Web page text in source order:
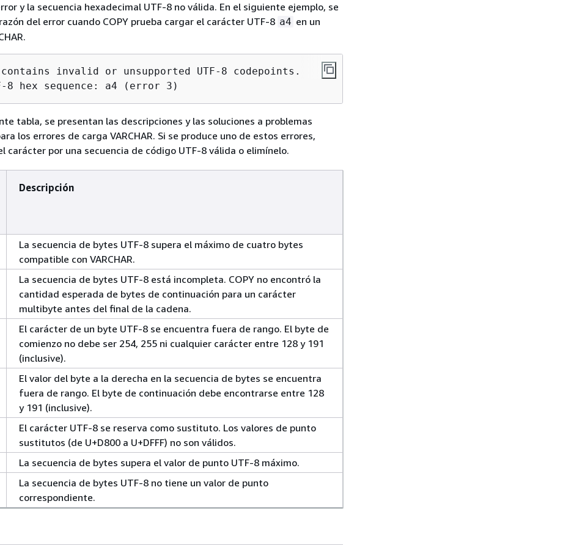
y la secuencia hexadecimal UTF-8 no válida. En el siguiente ejemplo, se
del error cuando COPY prueba cargar el carácter UTF-8 a4 en un
invalid or unsupported UTF-8 codepoints.
8 hex sequence: a4 (error 3)
tabla, se presentan las descripciones y las soluciones a problemas
los errores de carga VARCHAR. Si se produce uno de estos errores,
carácter por una secuencia de código UTF-8 válida o elimínelo.
Descripción
La secuencia de bytes UTF-8 supera el máximo de cuatro bytes
compatible con VARCHAR.
La secuencia de bytes UTF-8 está incompleta. COPY no encontró la
cantidad esperada de bytes de continuación para un carácter
multibyte antes del final de la cadena.
El carácter de un byte UTF-8 se encuentra fuera de rango. El byte de
comienzo no debe ser 254, 255 ni cualquier carácter entre 128 y 191
(inclusive).
El valor del byte a la derecha en la secuencia de bytes se encuentra
fuera de rango. El byte de continuación debe encontrarse entre 128
y 191 (inclusive).
El carácter UTF-8 se reserva como sustituto. Los valores de punto
sustitutos (de U+D800 a U+DFFF) no son válidos.
La secuencia de bytes supera el valor de punto UTF-8 máximo.
La secuencia de bytes UTF-8 no tiene un valor de punto
correspondiente.